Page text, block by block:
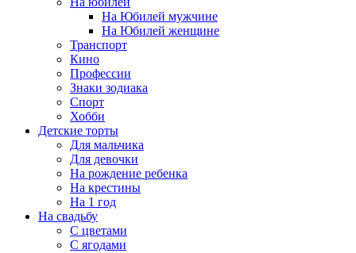
На Юбилей мужчине
На Юбилей женщине
Транспорт
Кино
Профессии
Знаки зодиака
Спорт
Хобби
Детские торты
Для мальчика
Для девочки
На рождение ребенка
На крестины
На 1 год
На свадьбу
С цветами
С ягодами